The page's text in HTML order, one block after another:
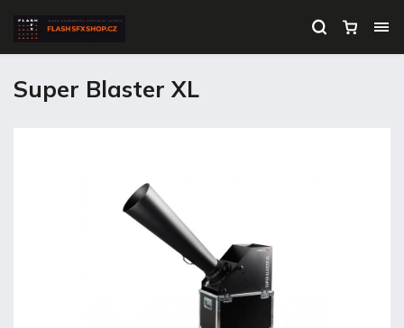
Super Blaster XL